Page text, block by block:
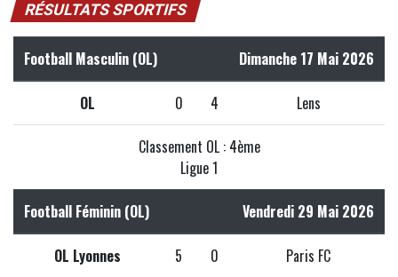
RÉSULTATS SPORTIFS
Football Masculin (OL) Dimanche 17 Mai 2026
OL 0 4 Lens
Classement OL : 4ème
Ligue 1
Football Féminin (OL) Vendredi 29 Mai 2026
OL Lyonnes 5 0 Paris FC